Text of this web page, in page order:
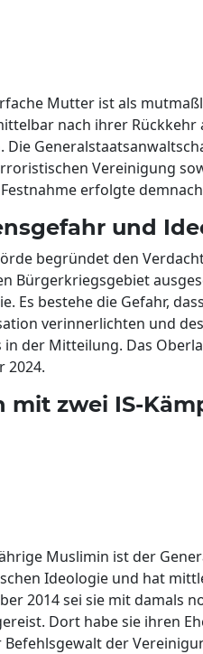
Mutter ist als
nach ihrer
Die
Vereinigung
erfolgte
und
begründet den
Bürgerkriegsgebiet
Es bestehe die Gefahr,
verinnerlichten und
in der Mitteilung. Das
2024.
mit zwei IS-
Muslimin ist der
Ideologie und hat
2014 sei sie mit damals
Dort habe sie ihren
Befehlsgewalt der